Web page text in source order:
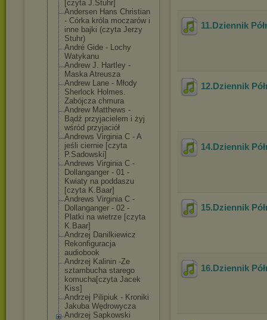
[czyta J.Stuhr]
Andersen Hans Christian
- Córka króla moczarów i
inne bajki (czyta Jerzy
Stuhr)
André Gide - Lochy
Watykanu
Andrew J. Hartley -
Maska Atreusza
Andrew Lane - Młody
Sherlock Holmes.
Zabójcza chmura
Andrew Matthews -
Bądź przyjacielem i żyj
wśród przyjaciół
Andrews Virginia C - A
jeśli ciernie [czyta
P.Sadowski]
Andrews Virginia C -
Dollanganger - 01 -
Kwiaty na poddaszu
[czyta K.Baar]
Andrews Virginia C -
Dollanganger - 02 -
Platki na wietrze [czyta
K.Baar]
Andrzej Danilkiewicz
Rekonfiguracja
audiobook
Andrzej Kalinin -Ze
sztambucha starego
komucha[czyta Jacek
Kiss]
Andrzej Pilipiuk - Kroniki
Jakuba Wędrowycza
Andrzej Sapkowski
11.Dziennik
12.Dziennik
14.Dziennik
15.Dziennik
16.Dziennik